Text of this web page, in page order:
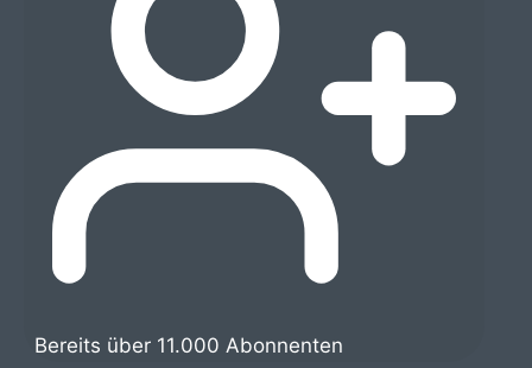
Bereits über 11.000 Abonnenten